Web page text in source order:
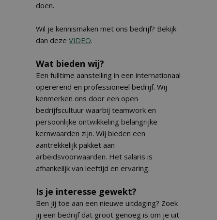
doen.
Wil je kennismaken met ons bedrijf? Bekijk
dan deze VIDEO.
Wat bieden wij?
Een fulltime aanstelling in een internationaal
opererend en professioneel bedrijf. Wij
kenmerken ons door een open
bedrijfscultuur waarbij teamwork en
persoonlijke ontwikkeling belangrijke
kernwaarden zijn. Wij bieden een
aantrekkelijk pakket aan
arbeidsvoorwaarden. Het salaris is
afhankelijk van leeftijd en ervaring.
Is je interesse gewekt?
Ben jij toe aan een nieuwe uitdaging? Zoek
jij een bedrijf dat groot genoeg is om je uit